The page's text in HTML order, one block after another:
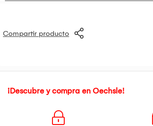
Presentaciones:Caja 10 Unid /2 Kg. / 3 Kg. /
Sabores:Chocolate, Vainilla, Cookies &
Compartir producto
¡Descubre y compra en Oechsle!